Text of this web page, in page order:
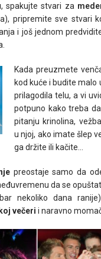
, spakujte stvari za
pripremite sve stvari
i još jednom
Kada preuzmete
kod kuće i budite malo
prilagodila telu, a vi
potpuno kako treba
pitanju krinolina,
u njoj, ako imate šlep
ga držite ili kačite…
preostaje samo da
da se
nekoliko dana
večeri i naravno